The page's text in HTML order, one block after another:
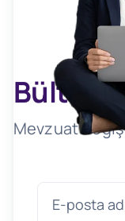
Mevzuat